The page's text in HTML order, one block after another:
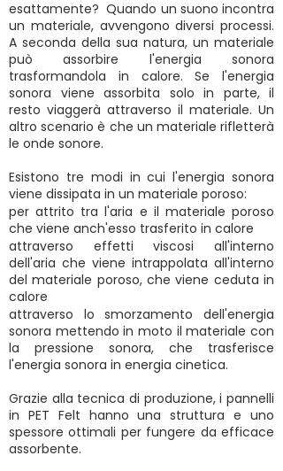
esattamente? Quando un suono incontra
un materiale, avvengono diversi processi.
A seconda della sua natura, un materiale
può assorbire l'energia sonora
trasformandola in calore. Se l'energia
sonora viene assorbita solo in parte, il
resto viaggerà attraverso il materiale. Un
altro scenario è che un materiale rifletterà
le onde sonore.
Esistono tre modi in cui l'energia sonora
viene dissipata in un materiale poroso:
per attrito tra l'aria e il materiale poroso
che viene anch'esso trasferito in calore
attraverso effetti viscosi all'interno
dell'aria che viene intrappolata all'interno
del materiale poroso, che viene ceduta in
calore
attraverso lo smorzamento dell'energia
sonora mettendo in moto il materiale con
la pressione sonora, che trasferisce
l'energia sonora in energia cinetica.
Grazie alla tecnica di produzione, i pannelli
in PET Felt hanno una struttura e uno
spessore ottimali per fungere da efficace
assorbente.